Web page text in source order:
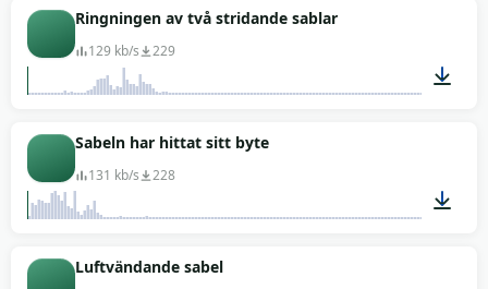
Ringningen av två stridande sablar
129 kb/s 229
Sabeln har hittat sitt byte
131 kb/s 228
Luftvändande sabel